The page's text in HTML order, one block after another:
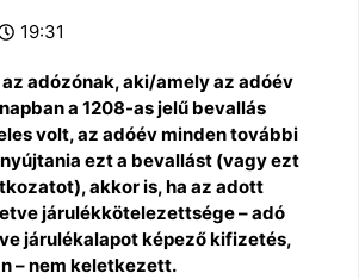
19:31
adózónak, aki/amely az adóév
a 1208-as jelű bevallás
volt, az adóév minden további
ezt a bevallást (vagy ezt
akkor is, ha az adott
járulékkötelezettsége – adó
járulékalapot képező kifizetés,
– nem keletkezett.